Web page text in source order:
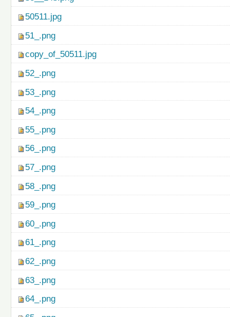
50511.jpg
51_.png
copy_of_50511.jpg
52_.png
53_.png
54_.png
55_.png
56_.png
57_.png
58_.png
59_.png
60_.png
61_.png
62_.png
63_.png
64_.png